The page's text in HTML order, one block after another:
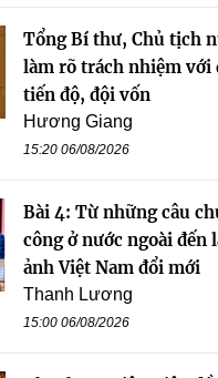
Tổng Bí thư, Chủ tịch
làm rõ trách nhiệm với
tiến độ, đội vốn
Hương Giang
15:20 06/08/2026
Bài 4: Từ những câu
công ở nước ngoài đến
ảnh Việt Nam đổi mới
Thanh Lương
15:00 06/08/2026